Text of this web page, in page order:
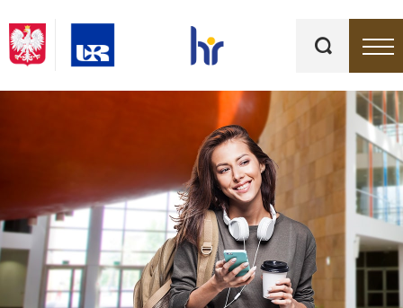
kluczowe